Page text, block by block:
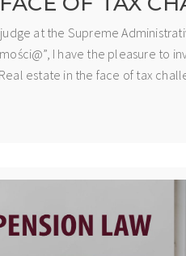
at the Supreme
I have the pleasure to
estate in the face of tax